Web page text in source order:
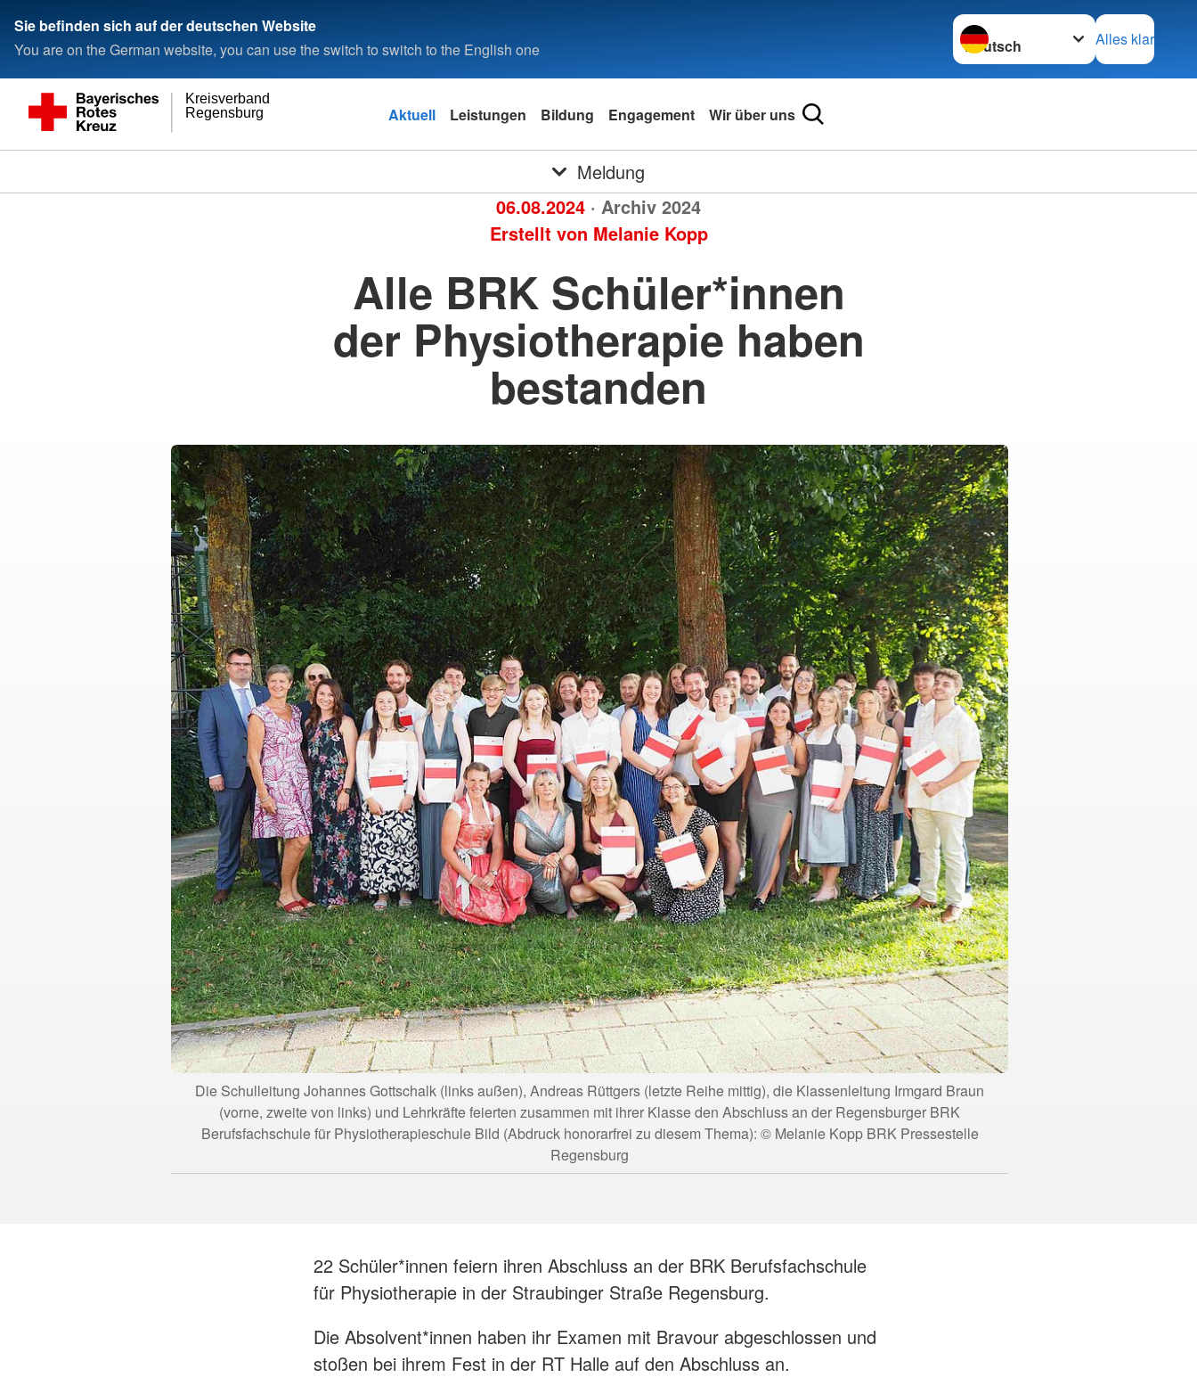
Sie befinden sich auf der deutschen Website
You are on the German website, you can use the switch to switch to the English one
Sprache wechseln zu
Alles klar
Regensburg
Kreisverband
Aktuell Leistungen Bildung Engagement Wir über uns
Meldung
06.08.2024 · Archiv 2024
Erstellt von Melanie Kopp
Alle BRK Schüler*innen
der Physiotherapie haben
bestanden
Die Schulleitung Johannes Gottschalk (links außen), Andreas Rüttgers (letzte Reihe mittig), die Klassenleitung Irmgard Braun
(vorne, zweite von links) und Lehrkräfte feierten zusammen mit ihrer Klasse den Abschluss an der Regensburger BRK
Berufsfachschule für Physiotherapieschule Bild (Abdruck honorarfrei zu diesem Thema): © Melanie Kopp BRK Pressestelle
Regensburg
22 Schüler*innen feiern ihren Abschluss an der BRK Berufsfachschule
für Physiotherapie in der Straubinger Straße Regensburg.
Die Absolvent*innen haben ihr Examen mit Bravour abgeschlossen und
stoßen bei ihrem Fest in der RT Halle auf den Abschluss an.